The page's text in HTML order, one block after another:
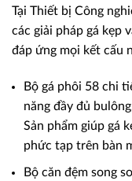
Tại Thiết bị Công
các giải pháp gá kẹp
đáp ứng mọi kết cấu
Bộ gá phôi 58 chi
năng đầy đủ
Sản phẩm giúp gá
phức tạp trên bàn
Bộ căn đệm song